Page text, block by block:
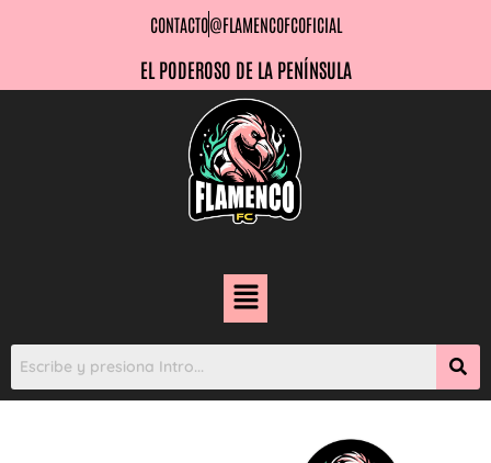
CONTACTO@FLAMENCOFCOFICIAL
EL PODEROSO DE LA PENÍNSULA